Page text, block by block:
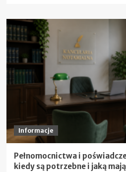
Informacje
Pełnomocnictwa i
kiedy są potrzebne i jaką